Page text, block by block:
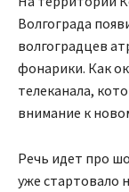
Волгограда
волгоградцев
фонарики. Как
телеканала,
внимание к
Речь идет про
уже стартовало